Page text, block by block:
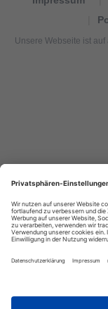
Unsere Webseite ist
turismo,
Tourismus
новости
туризма,
travel
news,